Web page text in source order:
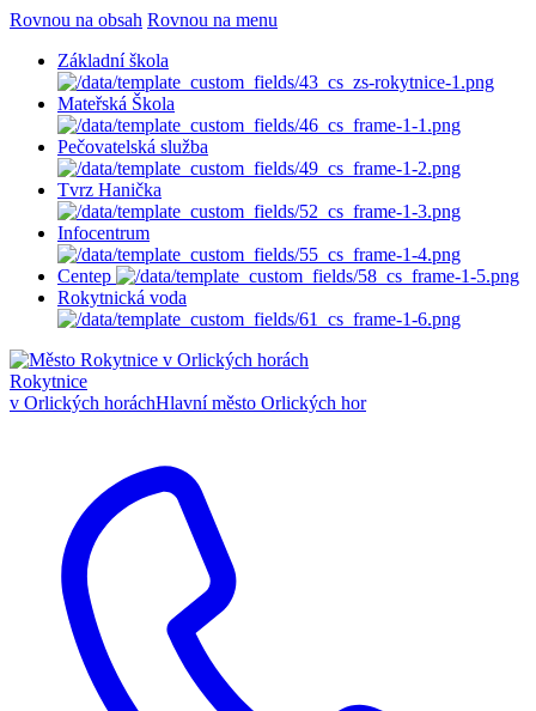
Rovnou na obsah Rovnou na menu
Základní škola
Mateřská Škola
Pečovatelská služba
Tvrz Hanička
Infocentrum
Centep
Rokytnická voda
Rokytnice
v Orlických horáchHlavní město Orlických hor